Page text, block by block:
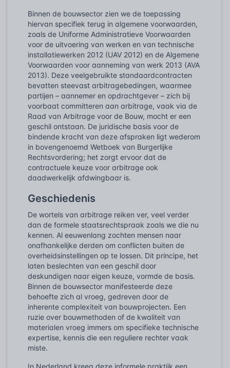
Binnen de bouwsector zien we de toepassing
hiervan specifiek terug in algemene voorwaarden,
zoals de Uniforme Administratieve Voorwaarden
voor de uitvoering van werken en van technische
installatiewerken 2012 (UAV 2012) en de Algemene
Voorwaarden voor aanneming van werk 2013 (AVA
2013). Deze veelgebruikte standaardcontracten
bevatten steevast arbitragebedingen, waarmee
partijen – aannemer en opdrachtgever – zich bij
voorbaat committeren aan arbitrage, vaak via de
Raad van Arbitrage voor de Bouw, mocht er een
geschil ontstaan. De juridische basis voor de
bindende kracht van deze afspraken ligt wederom
in bovengenoemd Wetboek van Burgerlijke
Rechtsvordering; het zorgt ervoor dat de
contractuele keuze voor arbitrage ook
daadwerkelijk afdwingbaar is.
Geschiedenis
De wortels van arbitrage reiken ver, veel verder
dan de formele staatsrechtspraak zoals we die nu
kennen. Al eeuwenlang zochten mensen naar
onafhankelijke derden om conflicten buiten de
overheidsinstellingen op te lossen. Dit principe, het
laten beslechten van een geschil door
deskundigen naar eigen keuze, vormde de basis.
Binnen de bouwsector manifesteerde deze
behoefte zich al vroeg, gedreven door de
inherente complexiteit van bouwprojecten. Een
ruzie over bouwmethoden of de kwaliteit van
materialen vroeg immers om specifieke technische
expertise, kennis die een reguliere rechter vaak
miste.
In Nederland kreeg deze informele praktijk een